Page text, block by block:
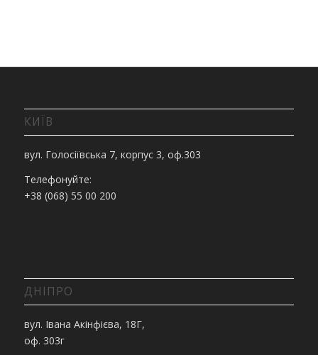
КИЇВ
вул. Голосіївська 7, корпус 3, оф.303
Телефонуйте:
+38 (068) 55 00 200
ДНІПРО
вул. Івана Акінфієва, 18Г,
оф. 303г